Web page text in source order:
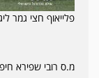
פלייאוף חצי גמר
מ.ס רובי שפירא חיפה- נווה שאנן